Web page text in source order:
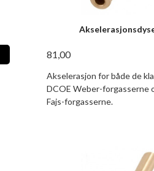
81,00
Akselerasjon for både de
DCOE Weber-forgasserne
Fajs-forgasserne.